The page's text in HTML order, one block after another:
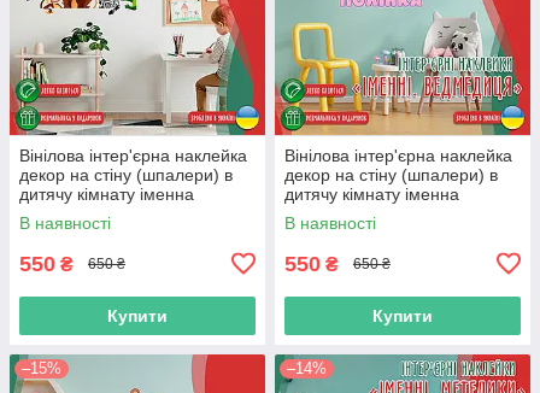
Вінілова інтер'єрна наклейка
декор на стіну (шпалери) в
дитячу кімнату іменна
"Африка" з Оракалу
В наявності
550 ₴ 650 ₴
Купити
Вінілова інтер'єрна наклейка
декор на стіну (шпалери) в
дитячу кімнату іменна
"Ведмедиця" з Оракалу
В наявності
550 ₴ 650 ₴
Купити
–15% –14%